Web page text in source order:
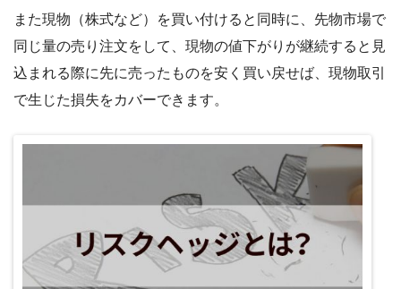
また現物（株式など）を買い付けると同時に、先物市場で
同じ量の売り注文をして、現物の値下がりが継続すると見
込まれる際に先に売ったものを安く買い戻せば、現物取引
で生じた損失をカバーできます。